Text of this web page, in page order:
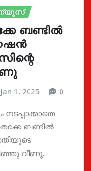
ബണ്ടില്‍
Jan 1, 2025 0
നടപ്പാക്കാതെ
ബണ്ടില്‍
വീണു.